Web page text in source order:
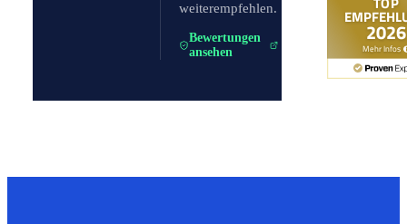
weiterempfehlen.
Bewertungen
ansehen